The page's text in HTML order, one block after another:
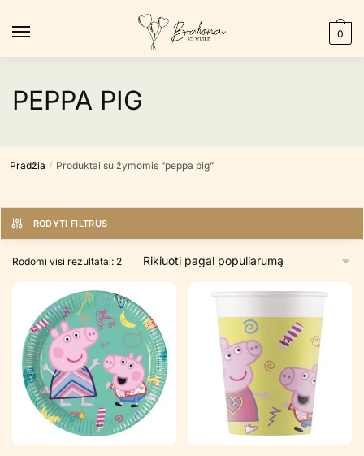
0
PEPPA PIG
Pradžia / Produktai su žymomis “peppa pig”
RODYTI FILTRUS
Rodomi visi rezultatai: 2Rūšiuojama
populiarumą